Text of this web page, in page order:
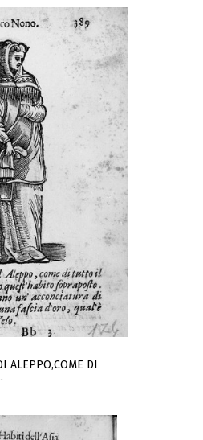
ALEPPO,COME DI